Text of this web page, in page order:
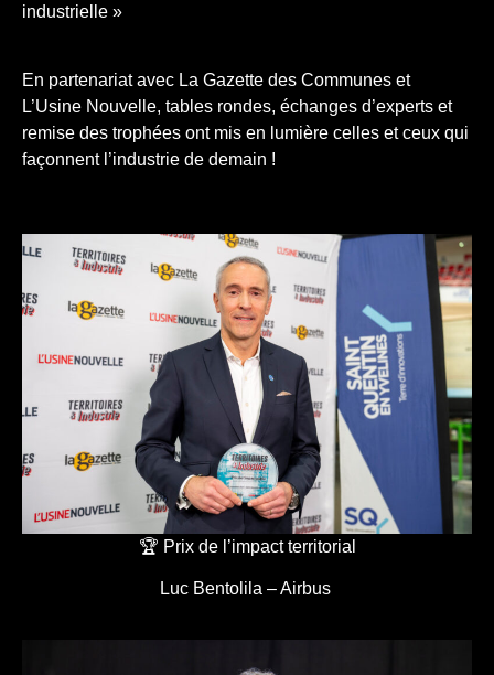
industrielle »
En partenariat avec La Gazette des Communes et
L’Usine Nouvelle, tables rondes, échanges d’experts et
remise des trophées ont mis en lumière celles et ceux qui
façonnent l’industrie de demain !
🏆 Prix de l’impact territorial
Luc Bentolila – Airbus